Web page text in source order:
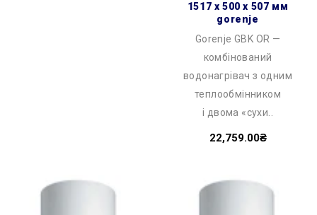
1517 x 500 x 507 мм
gorenje
Gorenje GBK OR —
комбінований
водонагрівач з одним
теплообмінником
і двома «сухи..
22,759.00₴